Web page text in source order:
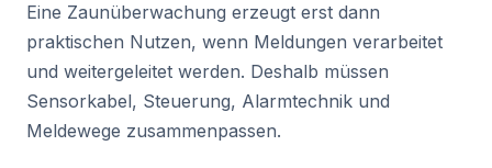
Eine Zaunüberwachung erzeugt erst dann
praktischen Nutzen, wenn Meldungen verarbeitet
und weitergeleitet werden. Deshalb müssen
Sensorkabel, Steuerung, Alarmtechnik und
Meldewege zusammenpassen.